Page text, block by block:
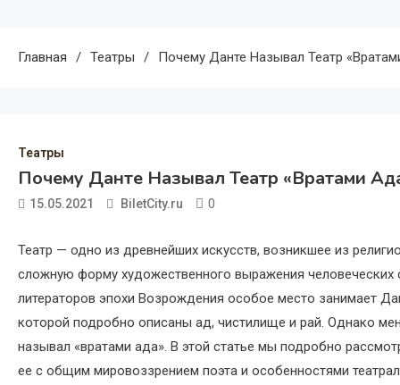
Главная Театры Почему Данте Называл Театр
Театры
Почему Данте Называл Театр «вратами
15.05.2021 BiletCity.ru 0
Театр — одно из древнейших искусств, возникшее из
сложную форму художественного выражения человеческих
литераторов эпохи Возрождения особое место занимает
которой подробно описаны ад, чистилище и рай. Однако
называл «вратами ада». В этой статье мы подробно
ее с общим мировоззрением поэта и особенностями